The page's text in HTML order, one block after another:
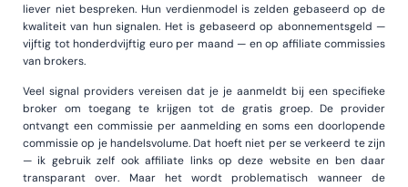
liever niet bespreken. Hun verdienmodel is zelden gebaseerd op de
kwaliteit van hun signalen. Het is gebaseerd op abonnementsgeld —
vijftig tot honderdvijftig euro per maand — en op affiliate commissies
van brokers.
Veel signal providers vereisen dat je je aanmeldt bij een specifieke
broker om toegang te krijgen tot de gratis groep. De provider
ontvangt een commissie per aanmelding en soms een doorlopende
commissie op je handelsvolume. Dat hoeft niet per se verkeerd te zijn
— ik gebruik zelf ook affiliate links op deze website en ben daar
transparant over. Maar het wordt problematisch wanneer de